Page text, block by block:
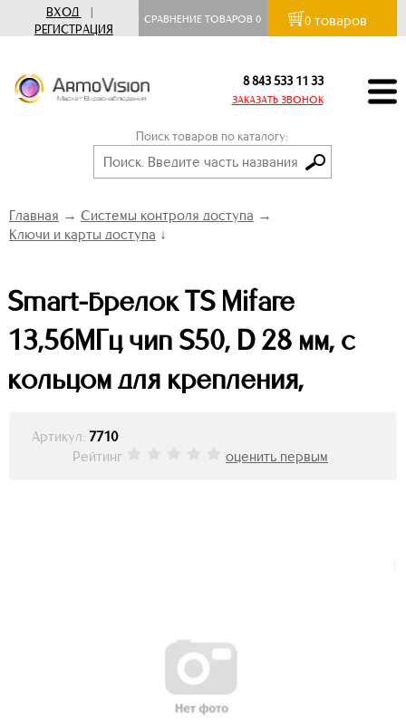
ВХОД
|
РЕГИСТРАЦИЯ
СРАВНЕНИЕ ТОВАРОВ0 0 товаров
8 843 533 11 33
ЗАКАЗАТЬ ЗВОНОК
Поиск товаров по каталогу:
Главная → Системы контроля доступа →
Ключи и карты доступа ↓
Smart-брелок TS Mifare
13,56МГц чип S50, D 28 мм, с
кольцом для крепления,
Артикул: 7710
Рейтинг
оценить первым